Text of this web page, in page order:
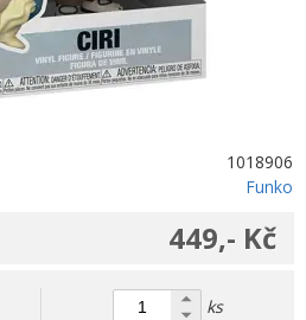
1018906
Funko
449,- Kč
ks